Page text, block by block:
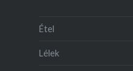
Étel
Lélek